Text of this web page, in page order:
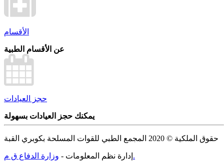
الأقسام
عن الأقسام الطبية
حجز العيادات
يمكنك حجز العيادات بسهولة
حقوق الملكية © 2020 المجمع الطبي للقوات المسلحة بكوبري القبة
إدارة نظم المعلومات - وزارة الدفاع ق م.